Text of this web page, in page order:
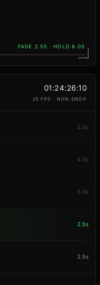
FADE 2.5S · HOLD 6.0S
01:24:28:09
25 FPS · NON-DROP
2.5s
4.0s
3.0s
2.5s
2.5s